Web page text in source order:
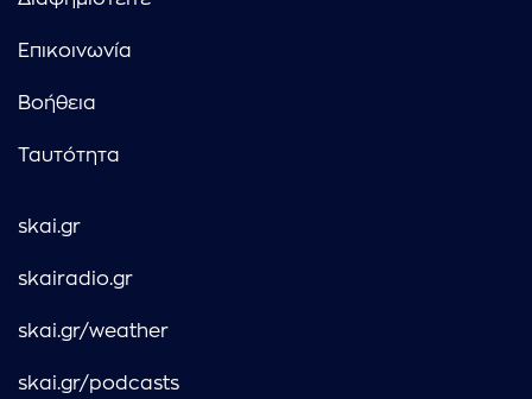
Επικοινωνία
Βοήθεια
Ταυτότητα
skai.gr
skairadio.gr
skai.gr/weather
skai.gr/podcasts